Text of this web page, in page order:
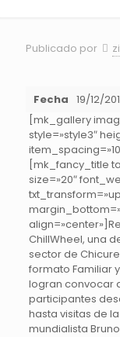
Publicado por
Fecha 19/12/
[mk_gallery
style=»style3″
[mk_fancy_title
size=»20″
ChillWheel, una
sector de
formato Familiar
logran convocar
participantes
hasta visitas de
mundialista